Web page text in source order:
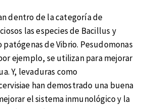
dentro de la categoría de
las especies de Bacillus y
patógenas de Vibrio. Pesudomonas
ejemplo, se utilizan para mejorar
Y, levaduras como
han demostrado una buena
el sistema inmunológico y la